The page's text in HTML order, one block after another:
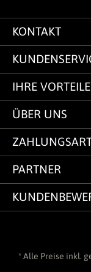
KONTAKT
IHRE VORTEILE
ÜBER UNS
PARTNER
* Alle Preise inkl.